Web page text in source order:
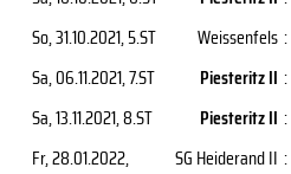
So, 31.10.2021, 5.ST Weissenfels :
Sa, 06.11.2021, 7.ST Piesteritz II :
Sa, 13.11.2021, 8.ST Piesteritz II :
Fr, 28.01.2022, SG Heiderand II :